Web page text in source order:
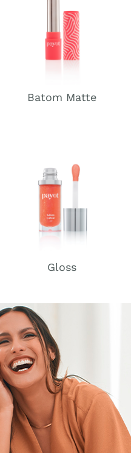
Batom Matte
Gloss